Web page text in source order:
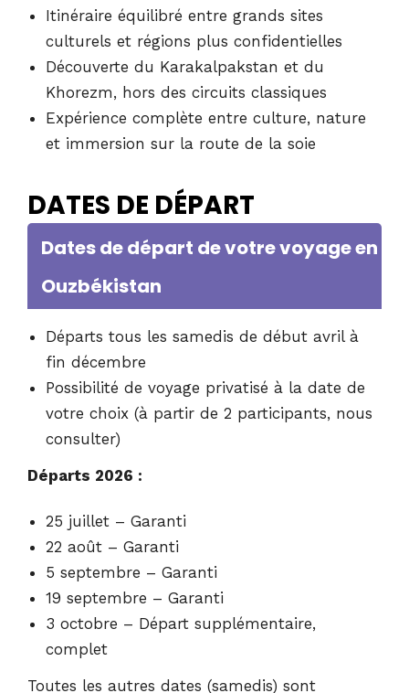
Itinéraire équilibré entre grands sites
culturels et régions plus confidentielles
Découverte du Karakalpakstan et du
Khorezm, hors des circuits classiques
Expérience complète entre culture, nature
et immersion sur la route de la soie
DATES DE DÉPART
Dates de départ de votre voyage en
Ouzbékistan
Départs tous les samedis de début avril à
fin décembre
Possibilité de voyage privatisé à la date de
votre choix (à partir de 2 participants, nous
consulter)
Départs 2026 :
25 juillet – Garanti
22 août – Garanti
5 septembre – Garanti
19 septembre – Garanti
3 octobre – Départ supplémentaire,
complet
Toutes les autres dates (samedis) sont